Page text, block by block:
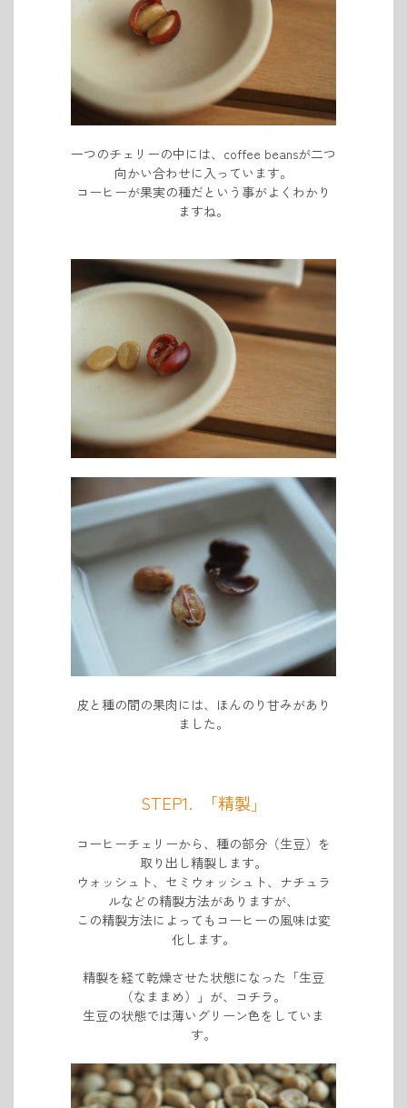
一つのチェリーの中には、coffee beansが二つ
向かい合わせに入っています。
コーヒーが果実の種だという事がよくわかり
ますね。
皮と種の間の果肉には、ほんのり甘みがあり
ました。
STEP1. 「精製」
コーヒーチェリーから、種の部分（生豆）を
取り出し精製します。
ウォッシュト、セミウォッシュト、ナチュラ
ルなどの精製方法がありますが、
この精製方法によっても コーヒーの風味は変
化します。
精製を経て乾燥させた状態になった「生豆
（なままめ）」が、コチラ。
生豆の状態では薄いグリーン色をしていま
す。